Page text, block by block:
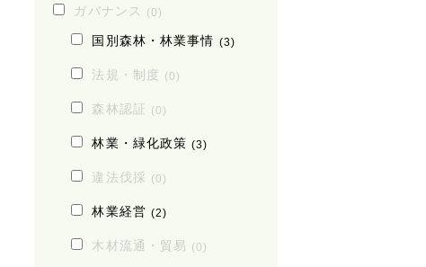
ガバナンス (0)
国別森林・林業事情 (3)
法規・制度 (0)
森林認証 (0)
林業・緑化政策 (3)
違法伐採 (0)
林業経営 (2)
木材流通・貿易 (0)